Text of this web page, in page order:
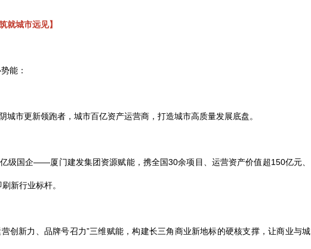
就城市远见】
能：
城市更新领跑者， 城市百亿资产运营商， 打造城市高质量发展底盘。
级国企——厦门建发集团资源赋能，携全国30余项目 、运营资产价值超150亿元
新行业标杆。
营创新力、品牌号召力”三维赋能，构建长三角商业新地标的硬核支撑，让商业与城